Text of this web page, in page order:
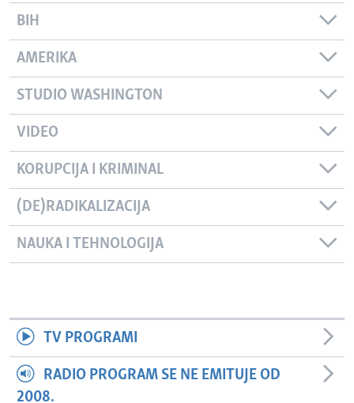
BIH
AMERIKA
STUDIO WASHINGTON
VIDEO
KORUPCIJA I KRIMINAL
(DE)RADIKALIZACIJA
NAUKA I TEHNOLOGIJA
TV PROGRAMI
RADIO PROGRAM SE NE EMITUJE OD
2008.